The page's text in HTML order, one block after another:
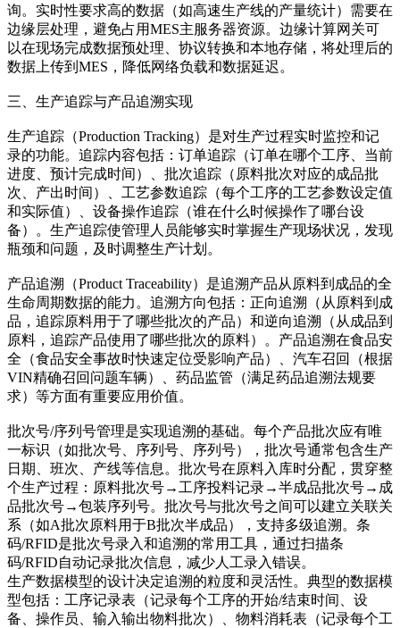
询。实时性要求高的数据（如高速生产线的产量统计）需要在
边缘层处理，避免占用MES主服务器资源。边缘计算网关可
以在现场完成数据预处理、协议转换和本地存储，将处理后的
数据上传到MES，降低网络负载和数据延迟。
三、生产追踪与产品追溯实现
生产追踪（Production Tracking）是对生产过程实时监控和记
录的功能。追踪内容包括：订单追踪（订单在哪个工序、当前
进度、预计完成时间）、批次追踪（原料批次对应的成品批
次、产出时间）、工艺参数追踪（每个工序的工艺参数设定值
和实际值）、设备操作追踪（谁在什么时候操作了哪台设
备）。生产追踪使管理人员能够实时掌握生产现场状况，发现
瓶颈和问题，及时调整生产计划。
产品追溯（Product Traceability）是追溯产品从原料到成品的全
生命周期数据的能力。追溯方向包括：正向追溯（从原料到成
品，追踪原料用于了哪些批次的产品）和逆向追溯（从成品到
原料，追踪产品使用了哪些批次的原料）。产品追溯在食品安
全（食品安全事故时快速定位受影响产品）、汽车召回（根据
VIN精确召回问题车辆）、药品监管（满足药品追溯法规要
求）等方面有重要应用价值。
批次号/序列号管理是实现追溯的基础。每个产品批次应有唯
一标识（如批次号、序列号、序列号），批次号通常包含生产
日期、班次、产线等信息。批次号在原料入库时分配，贯穿整
个生产过程：原料批次号→工序投料记录→半成品批次号→成
品批次号→包装序列号。批次号与批次号之间可以建立关联关
系（如A批次原料用于B批次半成品），支持多级追溯。条
码/RFID是批次号录入和追溯的常用工具，通过扫描条
码/RFID自动记录批次信息，减少人工录入错误。
生产数据模型的设计决定追溯的粒度和灵活性。典型的数据模
型包括：工序记录表（记录每个工序的开始/结束时间、设
备、操作员、输入输出物料批次）、物料消耗表（记录每个工